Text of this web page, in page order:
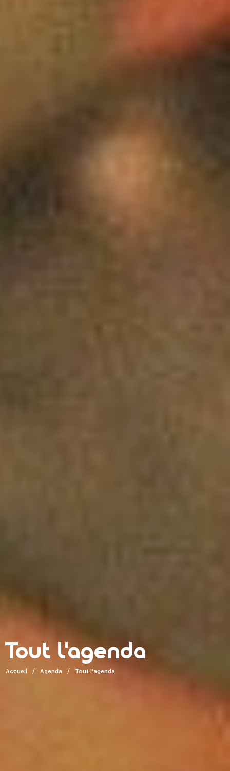
Tout l'agenda
Accueil Agenda Tout l'agenda